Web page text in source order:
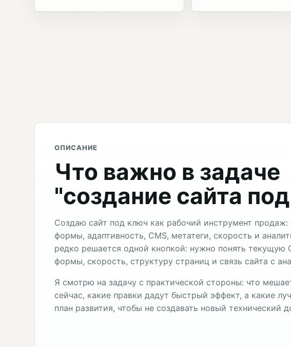
ОПИСАНИЕ
Что важно в задаче
"создание сайта
Создаю сайт под ключ как рабочий инструмент продаж:
формы, адаптивность, CMS, метатеги, скорость и
редко решается одной кнопкой: нужно понять текущую
формы, скорость, структуру страниц и связь сайта с
Я смотрю на задачу с практической стороны: что
сейчас, какие правки дадут быстрый эффект, а какие
план развития, чтобы не создавать новый технический